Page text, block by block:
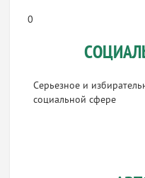
0
Серьезное и
социальной сфере